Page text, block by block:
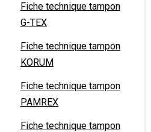
Fiche technique tampon
G-TEX
Fiche technique tampon
KORUM
Fiche technique tampon
PAMREX
Fiche technique tampon